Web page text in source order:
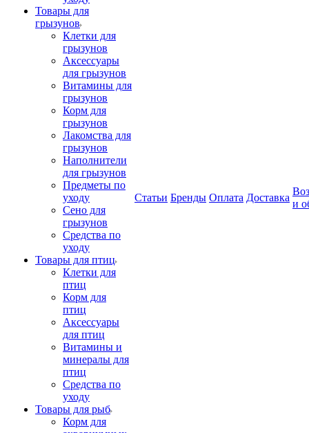
Товары для
грызунов
Клетки для
грызунов
Аксессуары
для грызунов
Витамины для
грызунов
Корм для
грызунов
Лакомства для
грызунов
Наполнители
для грызунов
Предметы по
уходу
Сено для
грызунов
Средства по
уходу
Товары для птиц
Клетки для
птиц
Корм для
птиц
Аксессуары
для птиц
Витамины и
минералы для
птиц
Средства по
уходу
Товары для рыб
Корм для
Статьи Бренды Оплата Доставка
и